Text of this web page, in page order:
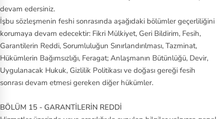
devam edersiniz.
İşbu sözleşmenin feshi sonrasında aşağıdaki bölümler geçerliliğini
korumaya devam edecektir: Fikri Mülkiyet, Geri Bildirim, Fesih,
Garantilerin Reddi, Sorumluluğun Sınırlandırılması, Tazminat,
Hükümlerin Bağımsızlığı, Feragat; Anlaşmanın Bütünlüğü, Devir,
Uygulanacak Hukuk, Gizlilik Politikası ve doğası gereği fesih
sonrası devam etmesi gereken diğer hükümler.
BÖLÜM 15 - GARANTİLERİN REDDİ